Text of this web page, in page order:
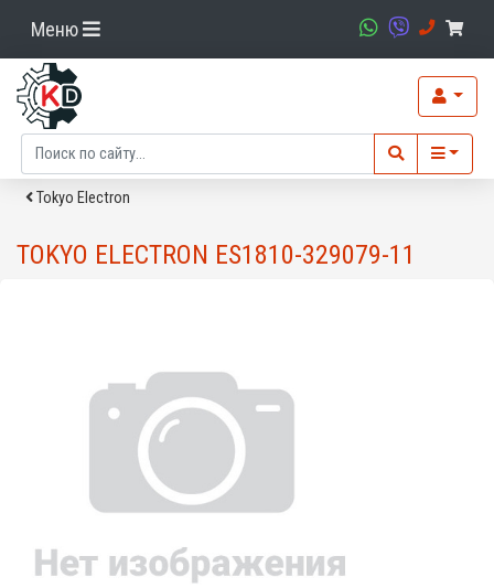
Меню
Tokyo Electron
TOKYO ELECTRON ES1810-329079-11